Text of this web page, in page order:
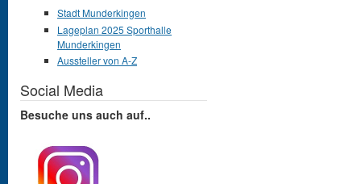
Stadt Munderkingen
Lageplan 2025 Sporthalle
Munderkingen
Aussteller von A-Z
Social Media
Besuche uns auch auf..